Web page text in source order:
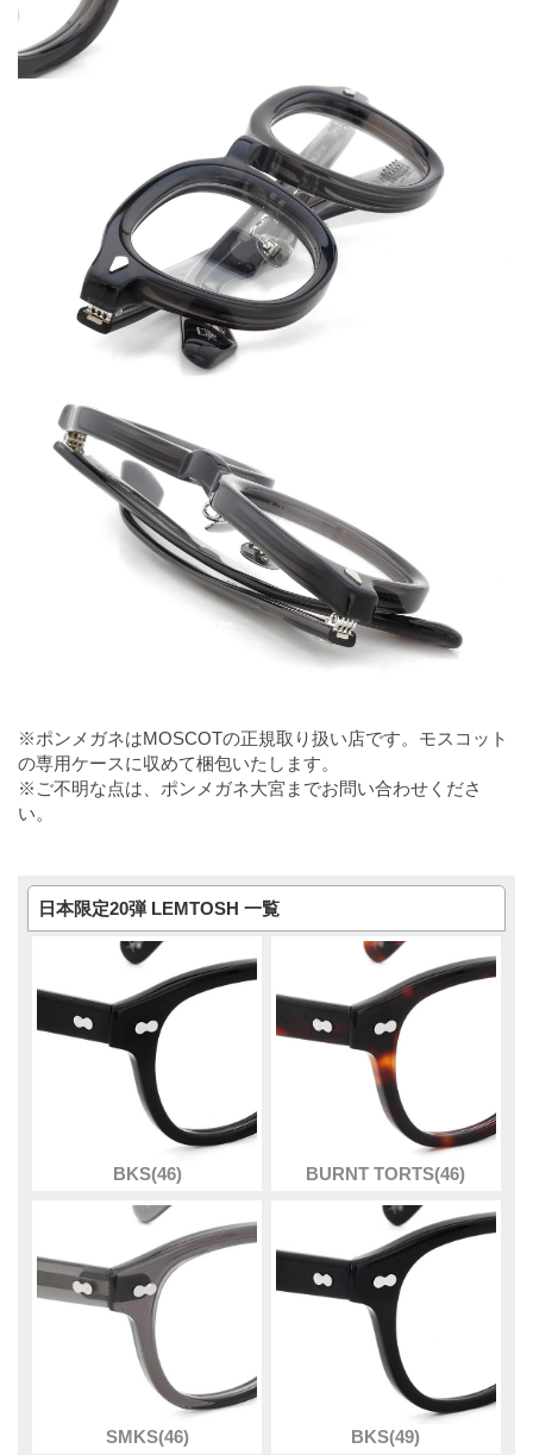
※ポンメガネはMOSCOTの正規取り扱い店です。モスコット
の専用ケースに収めて梱包いたします。
※ご不明な点は、ポンメガネ大宮までお問い合わせくださ
い。
日本限定20弾 LEMTOSH 一覧
BKS(46) BURNT TORTS(46)
SMKS(46) BKS(49)